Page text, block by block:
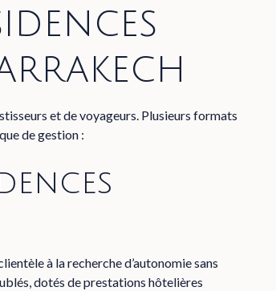
et de voyageurs. Plusieurs formats
de gestion :
à la recherche d’autonomie sans
dotés de prestations hôtelières